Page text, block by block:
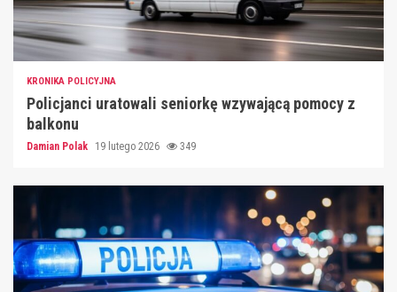
KRONIKA POLICYJNA
Policjanci uratowali seniorkę wzywającą pomocy z
balkonu
Damian Polak 19 lutego 2026 349